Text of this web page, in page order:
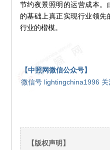
节约夜景照明的运营成本
的基础上真正实现行业领
行业的楷模。
【中照网微信公众号】
微信号 lightingchina1996 关
【版权声明】